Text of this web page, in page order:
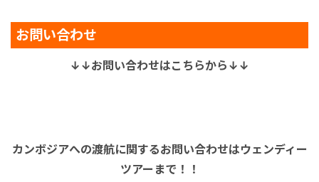
お問い合わせ
↓↓お問い合わせはこちらから↓↓
カンボジアへの渡航に関するお問い合わせはウェンディー
ツアーまで！！